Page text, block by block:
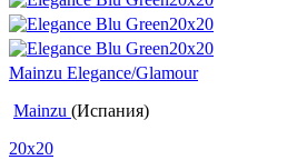
Mainzu Elegance/Glamour
Mainzu (Испания)
20x20